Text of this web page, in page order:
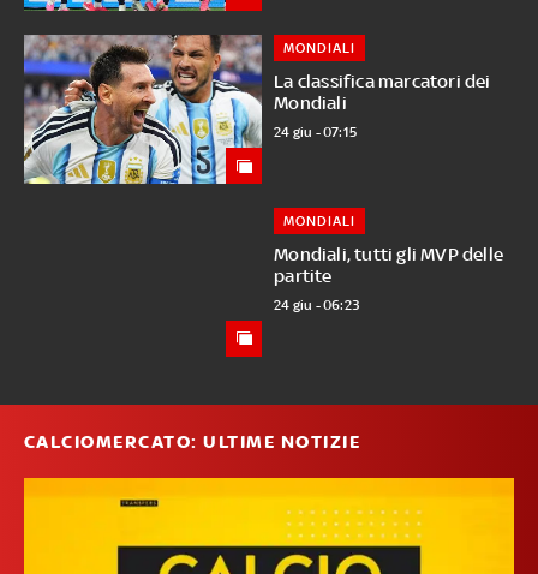
La classifica marcatori dei
Mondiali
MONDIALI
24 giu - 07:15
Mondiali, tutti gli MVP delle
partite
MONDIALI
24 giu - 06:23
CALCIOMERCATO: ULTIME NOTIZIE